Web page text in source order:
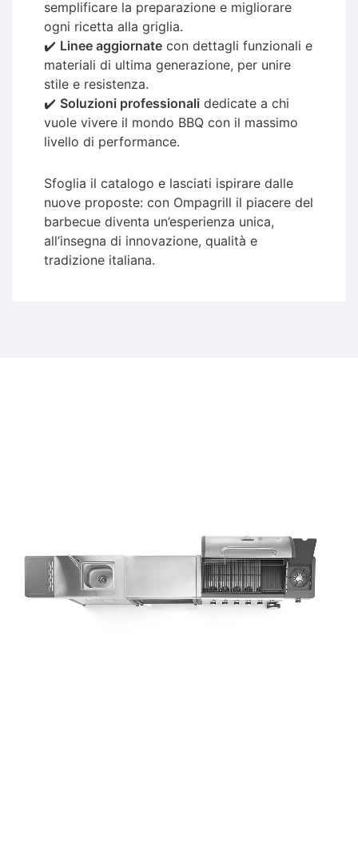
semplificare la preparazione e migliorare
ogni ricetta alla griglia.
✔️ Linee aggiornate con dettagli funzionali e
materiali di ultima generazione, per unire
stile e resistenza.
✔️ Soluzioni professionali dedicate a chi
vuole vivere il mondo BBQ con il massimo
livello di performance.
Sfoglia il catalogo e lasciati ispirare dalle
nuove proposte: con Ompagrill il piacere del
barbecue diventa un’esperienza unica,
all’insegna di innovazione, qualità e
tradizione italiana.